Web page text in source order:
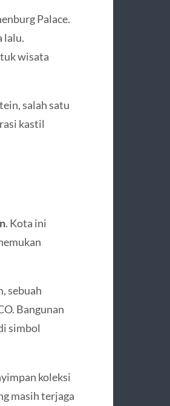
Palace.
lalu.
wisata
salah satu
kastil
. Kota ini
sebuah
Bangunan
simbol
koleksi
masih terjaga